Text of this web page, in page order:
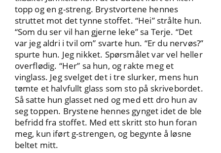
topp og en g-streng. Brystvortene hennes
struttet mot det tynne stoffet. “Hei” strålte hun.
“Som du ser vil han gjerne leke” sa Terje. “Det
var jeg aldri i tvil om” svarte hun. “Er du nervøs?”
spurte hun. Jeg nikket. Spørsmålet var vel heller
overflødig. “Her” sa hun, og rakte meg et
vinglass. Jeg svelget det i tre slurker, mens hun
tømte et halvfullt glass som sto på skrivebordet.
Så satte hun glasset ned og med ett dro hun av
seg toppen. Brystene hennes gynget idet de ble
befridd fra stoffet. Med ett skritt sto hun foran
meg, kun iført g-strengen, og begynte å løsne
beltet mitt.